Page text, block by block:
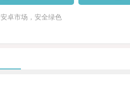
安卓市场，安全绿色